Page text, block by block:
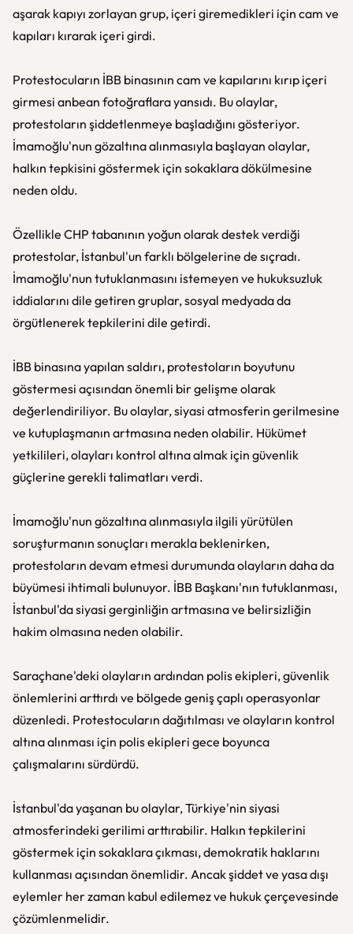
aşarak kapıyı zorlayan grup, içeri giremedikleri için cam ve
kapıları kırarak içeri girdi.
Protestocuların İBB binasının cam ve kapılarını kırıp içeri
girmesi anbean fotoğraflara yansıdı. Bu olaylar,
protestoların şiddetlenmeye başladığını gösteriyor.
İmamoğlu'nun gözaltına alınmasıyla başlayan olaylar,
halkın tepkisini göstermek için sokaklara dökülmesine
neden oldu.
Özellikle CHP tabanının yoğun olarak destek verdiği
protestolar, İstanbul'un farklı bölgelerine de sıçradı.
İmamoğlu'nun tutuklanmasını istemeyen ve hukuksuzluk
iddialarını dile getiren gruplar, sosyal medyada da
örgütlenerek tepkilerini dile getirdi.
İBB binasına yapılan saldırı, protestoların boyutunu
göstermesi açısından önemli bir gelişme olarak
değerlendiriliyor. Bu olaylar, siyasi atmosferin gerilmesine
ve kutuplaşmanın artmasına neden olabilir. Hükümet
yetkilileri, olayları kontrol altına almak için güvenlik
güçlerine gerekli talimatları verdi.
İmamoğlu'nun gözaltına alınmasıyla ilgili yürütülen
soruşturmanın sonuçları merakla beklenirken,
protestoların devam etmesi durumunda olayların daha da
büyümesi ihtimali bulunuyor. İBB Başkanı'nın tutuklanması,
İstanbul'da siyasi gerginliğin artmasına ve belirsizliğin
hakim olmasına neden olabilir.
Saraçhane'deki olayların ardından polis ekipleri, güvenlik
önlemlerini arttırdı ve bölgede geniş çaplı operasyonlar
düzenledi. Protestocuların dağıtılması ve olayların kontrol
altına alınması için polis ekipleri gece boyunca
çalışmalarını sürdürdü.
İstanbul'da yaşanan bu olaylar, Türkiye'nin siyasi
atmosferindeki gerilimi arttırabilir. Halkın tepkilerini
göstermek için sokaklara çıkması, demokratik haklarını
kullanması açısından önemlidir. Ancak şiddet ve yasa dışı
eylemler her zaman kabul edilemez ve hukuk çerçevesinde
çözümlenmelidir.